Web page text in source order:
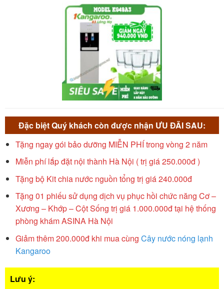
Đặc biệt Quý khách còn được nhận ƯU ĐÃI SAU:
Tặng ngay gói bảo dưỡng MIỄN PHÍ trong vòng 2 năm
Miễn phí lắp đặt nội thành Hà Nội ( trị giá 250.000đ )
Tặng bộ Kit chia nước nguồn tổng trị giá 240.000đ
Tặng 01 phiếu sử dụng dịch vụ phục hồi chức năng Cơ –
Xương – Khớp – Cột Sống trị giá 1.000.000đ tại hệ thống
phòng khám ASINA Hà Nội
Giảm thêm 200.000đ khi mua cùng Cây nước nóng lạnh
Kangaroo
Lưu ý: